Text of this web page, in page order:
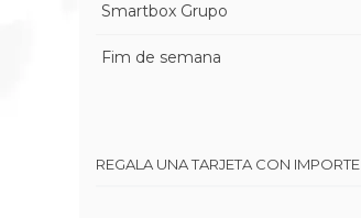
Smartbox Grupo
Fim de semana
REGALA UNA TARJETA CON IMPORTE